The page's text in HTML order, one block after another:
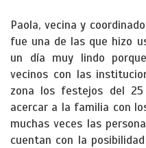
Paola, vecina y
fue una de las que hizo
un día muy lindo
vecinos con las
zona los festejos del
acercar a la familia con
muchas veces las
cuentan con la